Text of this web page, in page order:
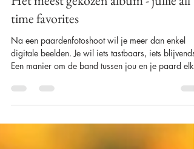
14 apr 2025
3 minuten om te lezen
time favorites
Na een paardenfotoshoot wil je meer dan enkel
digitale beelden. Je wil iets tastbaars, iets blijvends.
dag opnieuw te kunnen voelen en bewonderen.
Ontdek hier de favoriete albums van mijn klanten!